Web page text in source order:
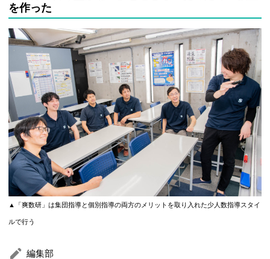
を作った
▲「爽数研」は集団指導と個別指導の両方のメリットを取り入れた少人数指導スタイ
ルで行う
編集部